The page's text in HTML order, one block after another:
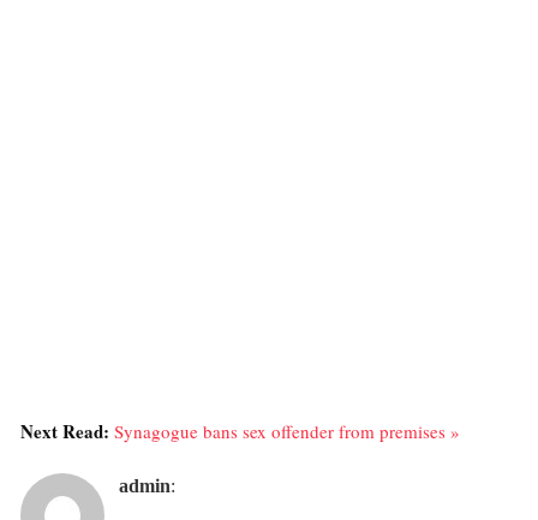
Next Read: Synagogue bans sex offender from premises »
admin: